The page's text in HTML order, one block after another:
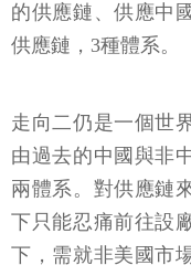
的供應鏈、供應中
供應鏈，3種體系。
走向二仍是一個世
由過去的中國與非
兩體系。對供應鏈
下只能忍痛前往設
下，需就非美國市